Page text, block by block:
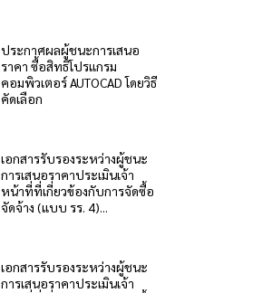
ประกาศผลผู้ชนะการเสนอ
ราคา ซื้อสิทธิโปรแกรม
คอมพิวเตอร์ AUTOCAD โดยวิธี
คัดเลือก
เอกสารรับรองระหว่างผู้ชนะ
การเสนอราคาประเมินเจ้า
หน้าที่ที่เกี่ยวข้องกับการจัดซื้อ
จัดจ้าง (แบบ รร. 4)...
เอกสารรับรองระหว่างผู้ชนะ
การเสนอราคาประเมินเจ้า